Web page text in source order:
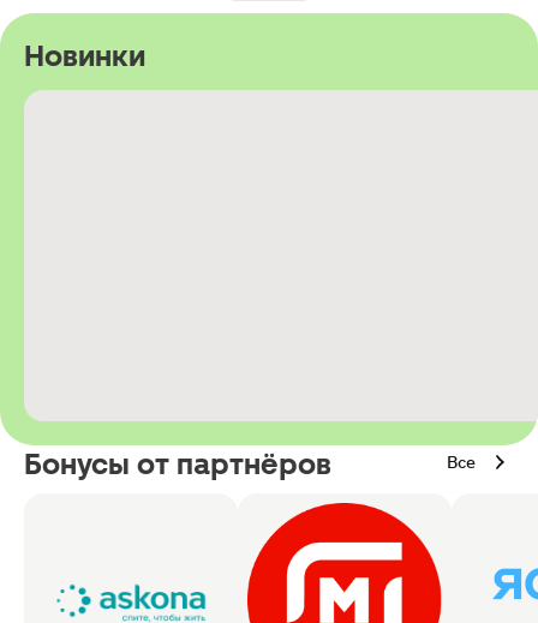
Новинки
Бонусы от партнёров Все